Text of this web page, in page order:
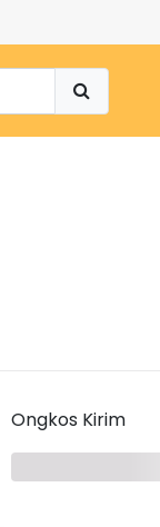
Ongkos Kirim